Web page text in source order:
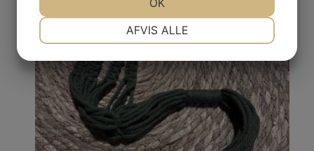
MARKETING STATISTIK
AFVIS ALLE